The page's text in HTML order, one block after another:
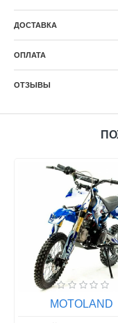
ДОСТАВКА
ОПЛАТА
ОТЗЫВЫ
MOTOLAND